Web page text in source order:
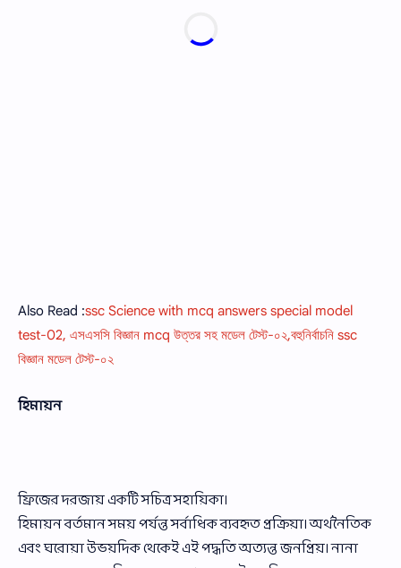
Also Read :ssc Science with mcq answers special model
test-02, এসএসসি বিজ্ঞান mcq উত্তর সহ মডেল টেস্ট-০২,বহুনির্বাচনি ssc
বিজ্ঞান মডেল টেস্ট-০২
হিমায়ন
ফ্রিজের দরজায় একটি সচিত্র সহায়িকা।
হিমায়ন বর্তমান সময় পর্যন্ত সর্বাধিক ব্যবহৃত প্রক্রিয়া। অর্থনৈতিক
এবং ঘরোয়া উভয়দিক থেকেই এই পদ্ধতি অত্যন্ত জনপ্রিয়। নানা